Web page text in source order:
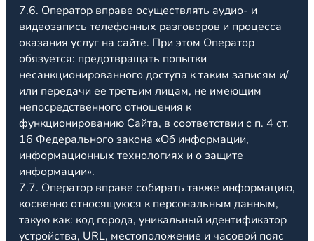
7.6. Оператор вправе осуществлять аудио- и
видеозапись телефонных разговоров и процесса
оказания услуг на сайте. При этом Оператор
обязуется: предотвращать попытки
несанкционированного доступа к таким записям и/
или передачи ее третьим лицам, не имеющим
непосредственного отношения к
функционированию Сайта, в соответствии с п. 4 ст.
16 Федерального закона «Об информации,
информационных технологиях и о защите
информации».
7.7. Оператор вправе собирать также информацию,
косвенно относящуюся к персональным данным,
такую как: код города, уникальный идентификатор
устройства, URL, местоположение и часовой пояс